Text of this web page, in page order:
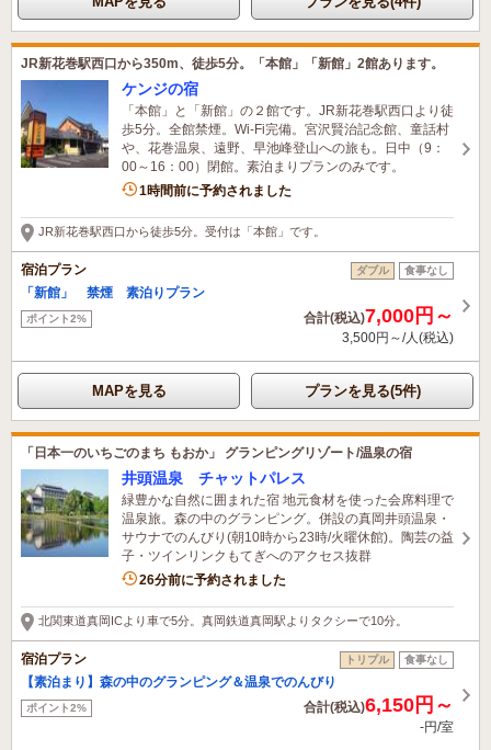
JR新花巻駅西口から350m、徒歩5分。「本館」「新館」2館あります。
ケンジの宿
「本館」と「新館」の２館です。JR新花巻駅西口より徒
歩5分。全館禁煙。Wi-Fi完備。宮沢賢治記念館、童話村
や、花巻温泉、遠野、早池峰登山への旅も。日中（9：
00～16：00）閉館。素泊まりプランのみです。
1名がこの宿を見ています
1時間前に予約されました
JR新花巻駅西口から徒歩5分。受付は「本館」です。
宿泊プラン ダブル 食事なし
「新館」 禁煙 素泊りプラン
ポイント2% 合計(税込)7,000円～
3,500円～/人(税込)
MAPを見る プランを見る(5件)
「日本一のいちごのまち もおか」 グランピングリゾート/温泉の宿
井頭温泉 チャットパレス
緑豊かな自然に囲まれた宿 地元食材を使った会席料理で
温泉旅。森の中のグランピング。併設の真岡井頭温泉・
サウナでのんびり(朝10時から23時/火曜休館)。陶芸の益
子・ツインリンクもてぎへのアクセス抜群
4名がこの宿を見ています
26分前に予約されました
北関東道真岡ICより車で5分。真岡鉄道真岡駅よりタクシーで10分。
宿泊プラン トリプル 食事なし
【素泊まり】森の中のグランピング＆温泉でのんびり
ポイント2% 合計(税込)6,150円～
-円/室